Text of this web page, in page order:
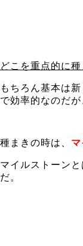
どこを重点的に
もちろん基本は
で効率的なのだ
種まきの時は、
マイルストーンと
だ。